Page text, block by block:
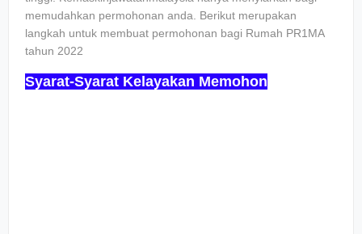
memudahkan permohonan anda. Berikut merupakan
langkah untuk membuat permohonan bagi Rumah PR1MA
tahun 2022
Syarat-Syarat Kelayakan Memohon